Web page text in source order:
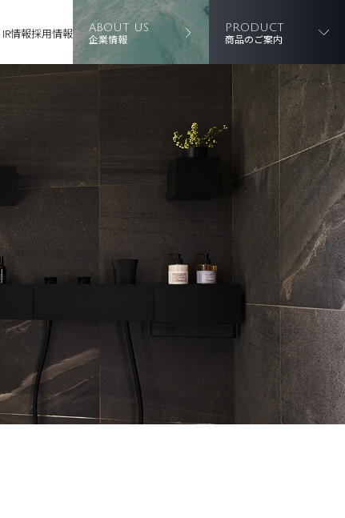
IR情報採用情報 ABOUT US
企業情報
PRODUCT
商品のご案内